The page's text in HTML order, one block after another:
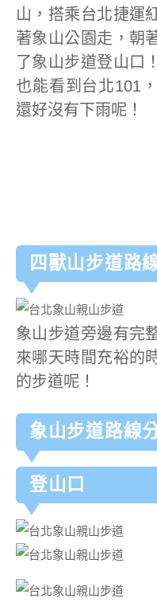
山，搭乘台北捷運
著象山公園走，朝
了象山步道登山口
也能看到台北101
還好沒有下雨呢！
四獸山步道路
象山步道旁邊有完
來哪天時間充裕的
的步道呢！
象山步道路線
登山口